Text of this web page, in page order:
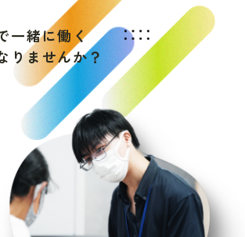
一緒に働 く
りま せんか？